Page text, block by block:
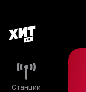
Станции